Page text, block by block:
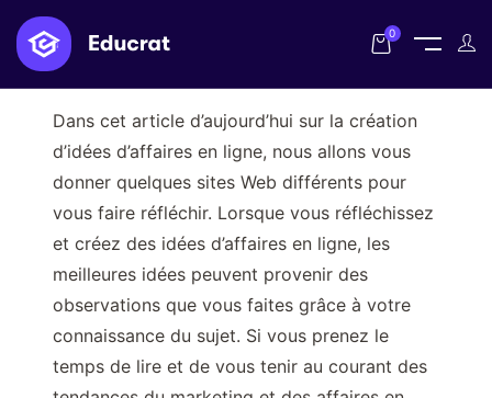
0
Dans cet article d’aujourd’hui sur la création
d’idées d’affaires en ligne, nous allons vous
donner quelques sites Web différents pour
vous faire réfléchir. Lorsque vous réfléchissez
et créez des idées d’affaires en ligne, les
meilleures idées peuvent provenir des
observations que vous faites grâce à votre
connaissance du sujet. Si vous prenez le
temps de lire et de vous tenir au courant des